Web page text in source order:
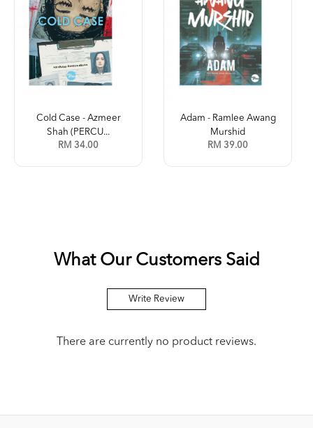
Cold Case - Azmeer
Shah (PERCU...
RM 34.00
Adam - Ramlee Awang
Murshid
RM 39.00
What Our Customers Said
Write Review
There are currently no product reviews.